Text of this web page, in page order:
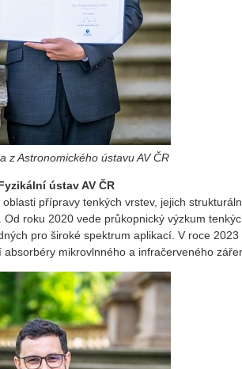
z Astronomického ústavu AV ČR
ústav AV ČR
přípravy tenkých vrstev, jejich
Od roku 2020 vede průkopnický výzkum
pro široké spektrum aplikací. V roce
absorbéry mikrovlnného a infračerveného